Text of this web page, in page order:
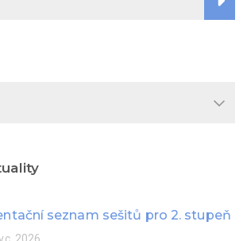
seznam sešitů pro 2. stupeň
2026